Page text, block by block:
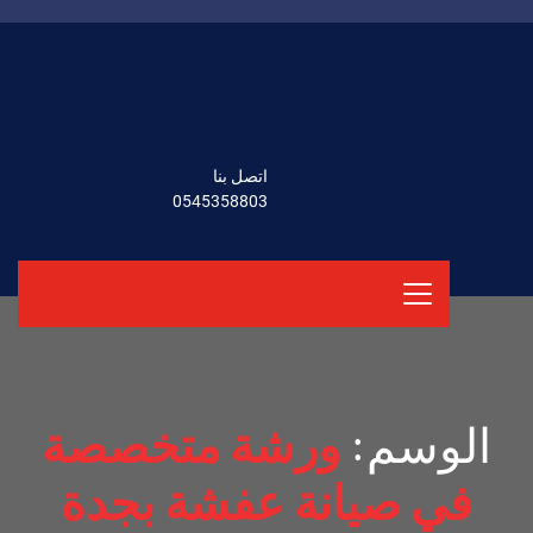
اتصل بنا
0545358803
الوسم: ورشة متخصصة
في صيانة عفشة بجدة